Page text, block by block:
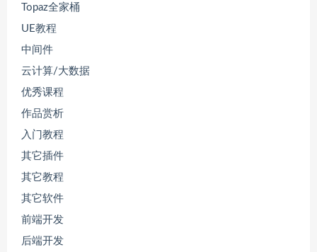
Topaz全家桶
UE教程
中间件
云计算/大数据
优秀课程
作品赏析
入门教程
其它插件
其它教程
其它软件
前端开发
后端开发